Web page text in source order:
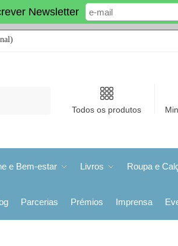
Newsletter
Todos os produtos
e Bem-estar Livros Roupa e
Parcerias Prémios Imprensa